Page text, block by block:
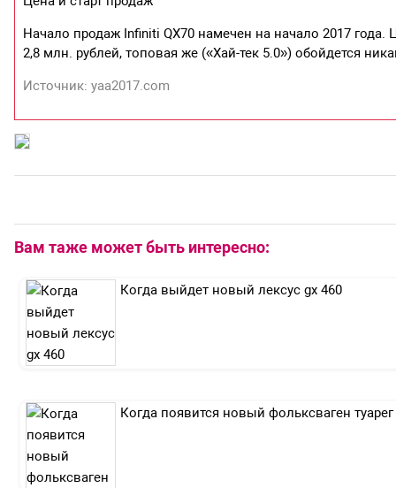
Начало продаж Infiniti QX70 намечен на начало 2017
2,8 млн. рублей, топовая же («Хай-тек 5.0») обойдется
Источник: yaa2017.com
Вам таже может быть интересно:
Когда выйдет новый лексус gx 460
Когда появится новый фольксваген туарег